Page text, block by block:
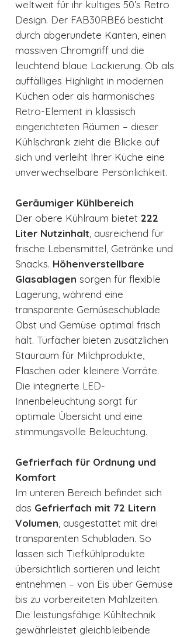
weltweit für ihr kultiges 50’s Retro
Design. Der FAB30RBE6 besticht
durch abgerundete Kanten, einen
massiven Chromgriff und die
leuchtend blaue Lackierung. Ob als
auffälliges Highlight in modernen
Küchen oder als harmonisches
Retro-Element in klassisch
eingerichteten Räumen – dieser
Kühlschrank zieht die Blicke auf
sich und verleiht Ihrer Küche eine
unverwechselbare Persönlichkeit.
Geräumiger Kühlbereich
Der obere Kühlraum bietet 222
Liter Nutzinhalt, ausreichend für
frische Lebensmittel, Getränke und
Snacks. Höhenverstellbare
Glasablagen sorgen für flexible
Lagerung, während eine
transparente Gemüseschublade
Obst und Gemüse optimal frisch
hält. Türfächer bieten zusätzlichen
Stauraum für Milchprodukte,
Flaschen oder kleinere Vorräte.
Die integrierte LED-
Innenbeleuchtung sorgt für
optimale Übersicht und eine
stimmungsvolle Beleuchtung.
Gefrierfach für Ordnung und
Komfort
Im unteren Bereich befindet sich
das Gefrierfach mit 72 Litern
Volumen, ausgestattet mit drei
transparenten Schubladen. So
lassen sich Tiefkühlprodukte
übersichtlich sortieren und leicht
entnehmen – von Eis über Gemüse
bis zu vorbereiteten Mahlzeiten.
Die leistungsfähige Kühltechnik
gewährleistet gleichbleibende